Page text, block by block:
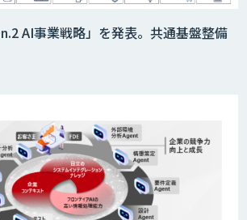
タ収集・作成
JOINT AI Flow byGMO
AI事業戦略」を発表。共通基盤整備